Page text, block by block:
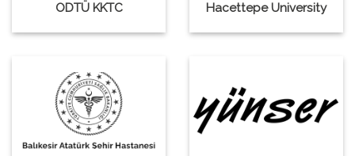
ODTÜ KKTC Hacettepe University